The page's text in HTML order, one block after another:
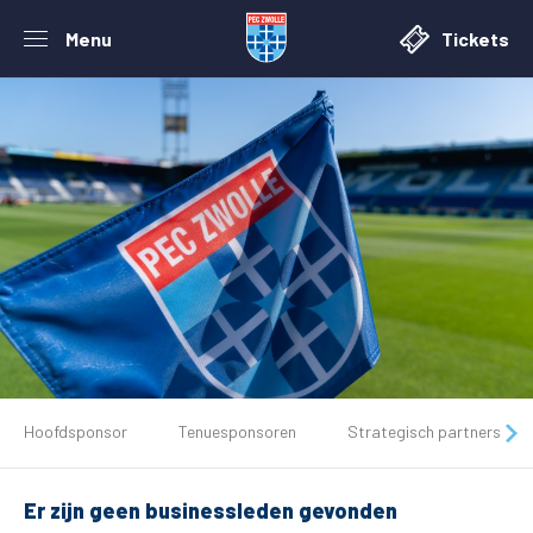
Menu Tickets
Tickets
Matchdays
Hoofdsponsor Tenuesponsoren Strategisch partners
Er zijn geen businessleden gevonden